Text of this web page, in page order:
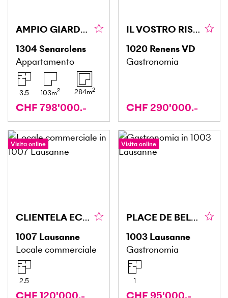
AMPIO GIARDINO PRIVATO
1304Senarclens
Appartamento
3.5 103m2 284m2
CHF 798'000.-
IL VOSTRO RISTORANTE IN UNA POSIZIONE STRATEGICA
1020 Renens VD
Gastronomia
CHF 290'000.-
Visita online
CLIENTELA ECCEZIONALE, BUONA REDDITIVITÀ IN PALIO
1007 Lausanne
Locale commerciale
2.5
Visita online
PLACE DE BEL-AIR, GUSTOSO E UNICO
1003 Lausanne
Gastronomia
1